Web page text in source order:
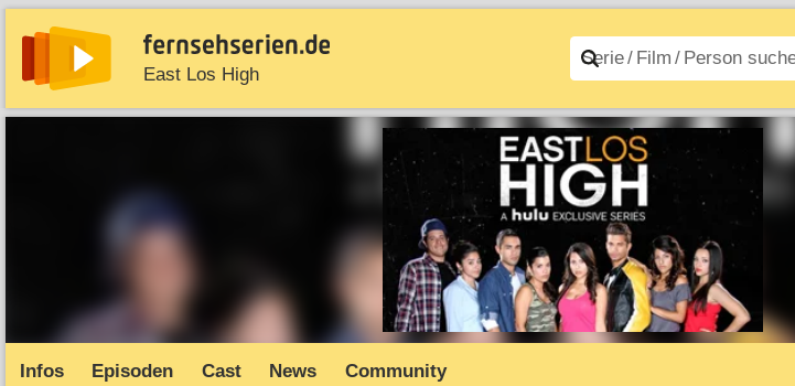
East Los High
News Entdecken Streaming Filme A–Z
Infos Episoden Cast News Community